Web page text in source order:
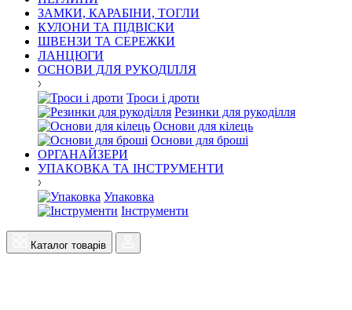
ЗАМКИ, КАРАБІНИ, ТОГЛИ
КУЛОНИ ТА ПІДВІСКИ
ШВЕНЗИ ТА СЕРЕЖКИ
ЛАНЦЮГИ
ОСНОВИ ДЛЯ РУКОДІЛЛЯ
Троси і дроти
Резинки для рукоділля
Основи для кілець
Основи для броші
ОРГАНАЙЗЕРИ
УПАКОВКА ТА ІНСТРУМЕНТИ
Упаковка
Інструменти
Каталог товарів